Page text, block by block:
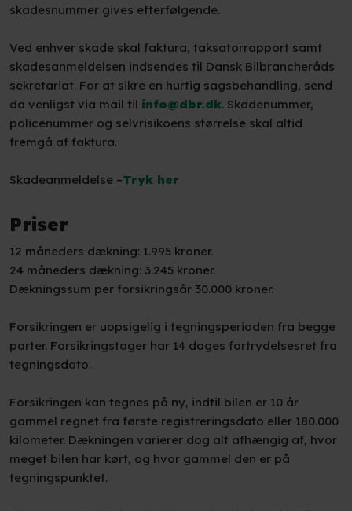
skadesnummer gives efterfølgende.
Ved enhver skade skal faktura, taksatorrapport samt
skadesanmeldelsen indsendes til Dansk Bilbrancheråds
sekretariat. For at sikre en hurtig sagsbehandling, send
da venligst via mail til info@dbr.dk. Skadenummer,
policenummer og selvrisikoens størrelse skal altid
fremgå af faktura.
Skadeanmeldelse –​Tryk her
Priser
12 måneders dækning: 1.995 kroner.
24 måneders dækning: 3.245 kroner.
Dækningssum per forsikringsår 30.000 kroner.
Forsikringen er uopsigelig i tegningsperioden fra begge
parter. Forsikringstager har 14 dages fortrydelsesret fra
tegningsdato.
Forsikringen kan tegnes på ny, indtil bilen er 10 år
gammel regnet fra første registreringsdato eller 180.000
kilometer. Dækningen varierer dog alt afhængig af, hvor
meget bilen har kørt, og hvor gammel den er på
tegningspunktet.